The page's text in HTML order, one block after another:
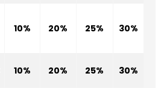
10% 20% 25% 30%
10% 20% 25% 30%